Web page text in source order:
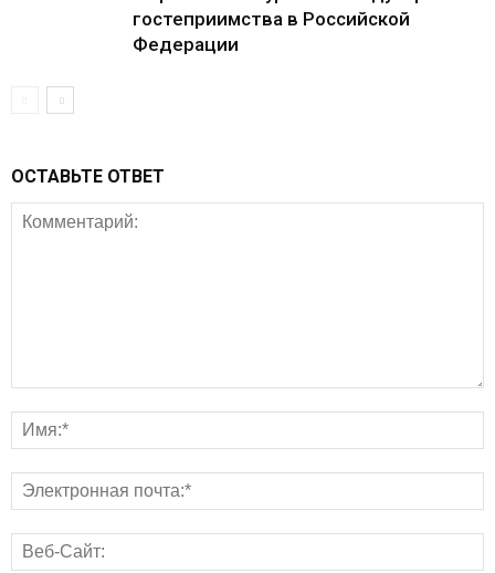
гостеприимства в Российской
Федерации
ОСТАВЬТЕ ОТВЕТ